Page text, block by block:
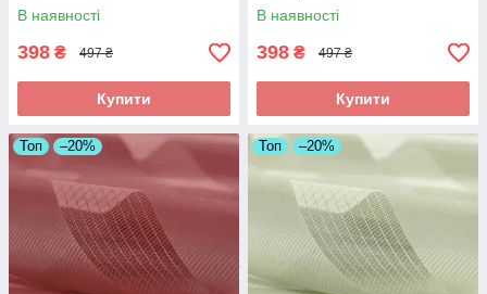
В наявності
398 ₴ 497 ₴
Купити
В наявності
398 ₴ 497 ₴
Купити
Топ –20% Топ –20%